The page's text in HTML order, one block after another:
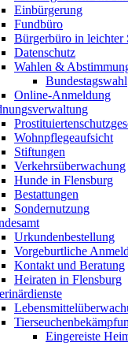
Einbürgerung
Fundbüro
Bürgerbüro in leichter
Datenschutz
Wahlen &
Bundestagswahl
Online-Anmeldung
Wohnpflegeaufsicht
Stiftungen
Verkehrsüberwachung
Hunde in Flensburg
Bestattungen
Sondernutzung
Urkundenbestellung
Vorgeburtliche
Kontakt und Beratung
Heiraten in Flensburg
Eingereiste